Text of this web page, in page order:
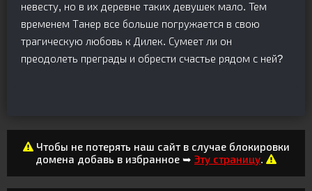
невесту, но в их деревне таких девушек мало. Тем
временем Танер все больше погружается в свою
трагическую любовь к Дилек. Сумеет ли он
преодолеть преграды и обрести счастье рядом с ней?
Чтобы не потерять наш сайт в случае блокировки
домена добавь в избранное ➥ Эту страницу.